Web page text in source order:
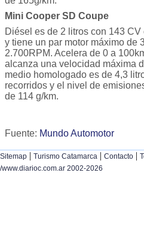
Mini Cooper SD Coupe
Diésel es de 2 litros con 143
y tiene un par motor máximo de
2.700RPM. Acelera de 0 a
alcanza una velocidad máxima
medio homologado es de 4,3
recorridos y el nivel de
de 114 g/km.
Fuente: Mundo Automotor
Sitemap | Turismo Catamarca | Contacto |
/www.diarioc.com.ar 2002-2026